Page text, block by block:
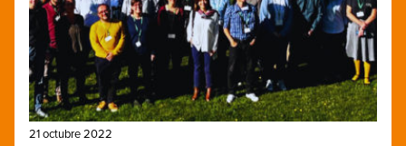
21 octubre 2022